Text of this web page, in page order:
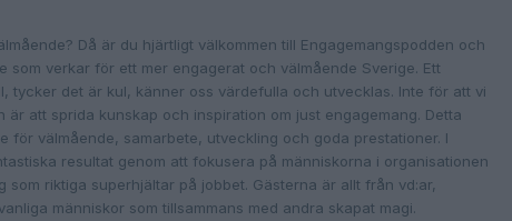
Då är du hjärtligt välkommen till Engagemangspodden och
som verkar för ett mer engagerat och välmående Sverige. Ett
tycker det är kul, känner oss värdefulla och utvecklas. Inte för att vi
är att sprida kunskap och inspiration om just engagemang. Detta
för välmående, samarbete, utveckling och goda prestationer. I
resultat genom att fokusera på människorna i organisationen
som riktiga superhjältar på jobbet. Gästerna är allt från vd:ar,
människor som tillsammans med andra skapat magi.